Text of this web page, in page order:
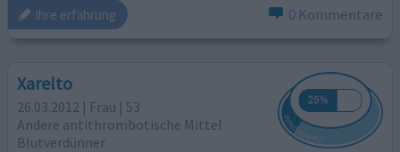
ihre erfahrung 0 Kommentare
Xarelto
26.03.2012 | Frau | 53
Andere antithrombotische Mittel
Blutverdünner